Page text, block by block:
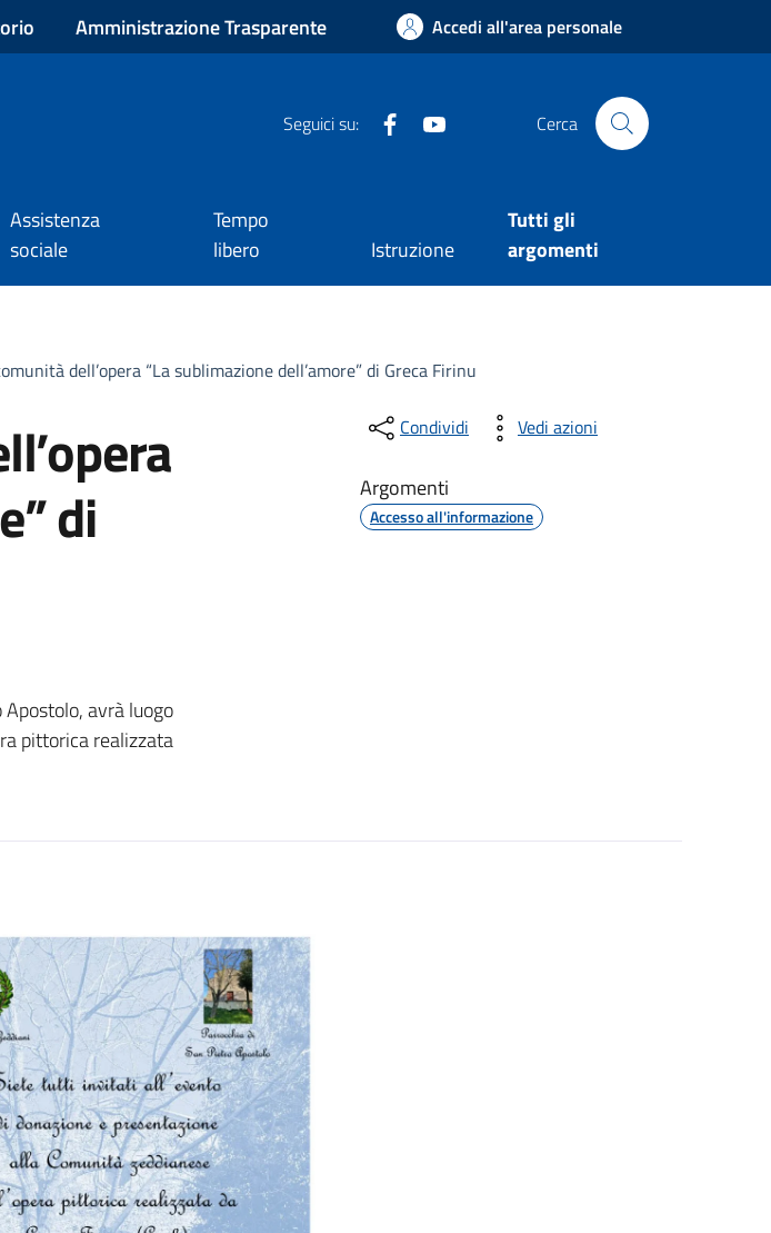
Amministrazione Trasparente Accedi all'area personale
Seguici su: Facebook Cerca
Assistenza
sociale
Tempo
libero
Istruzione
Tutti gli
argomenti
dell’opera “La sublimazione dell’amore” di Greca Firinu
di
avrà luogo
pittorica realizzata
Condividi Vedi azioni
Argomenti
Accesso all'informazione